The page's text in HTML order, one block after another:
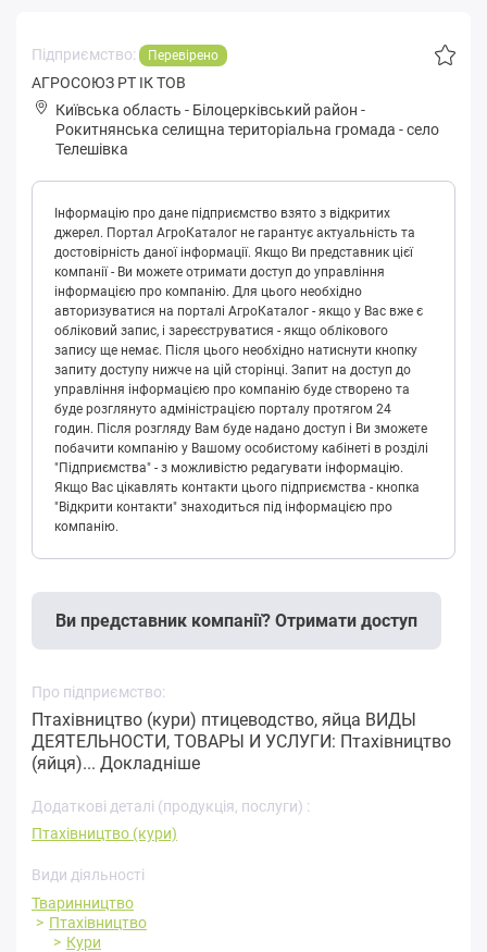
Підприємство: Перевірено
АГРОСОЮЗ РТ ІК ТОВ
Київська область - Білоцерківський район -
Рoкитнянськa селищна територіальна громада -село
Телешівка
Інформацію про дане підприємство взято з відкритих
джерел. Портал АгроКаталог не гарантує актуальність та
достовірність даної інформації. Якщо Ви представник цієї
компанії - Ви можете отримати доступ до управління
інформацією про компанію. Для цього необхідно
авторизуватися на порталі АгроКаталог - якщо у Вас вже є
обліковий запис, і зареєструватися - якщо облікового
запису ще немає. Після цього необхідно натиснути кнопку
запиту доступу нижче на цій сторінці. Запит на доступ до
управління інформацією про компанію буде створено та
буде розглянуто адміністрацією порталу протягом 24
годин. Після розгляду Вам буде надано доступ і Ви зможете
побачити компанію у Вашому особистому кабінеті в розділі
"Підприємства" - з можливістю редагувати інформацію.
Якщо Вас цікавлять контакти цього підприємства - кнопка
"Відкрити контакти" знаходиться під інформацією про
компанію.
Ви представник компанії? Отримати доступ
Про підприємство:
Птахівництво (кури) птицеводство, яйца ВИДЫ
ДЕЯТЕЛЬНОСТИ, ТОВАРЫ И УСЛУГИ: Птахівництво
(яйця)... Докладніше
Додаткові деталі (продукція, послуги) :
Птахівництво (кури)
Види діяльності
Тваринництво
Птахівництво
Кури